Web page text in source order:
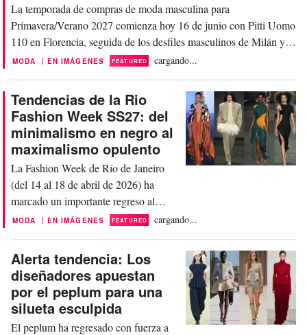
La temporada de compras de moda masculina para
Primavera/Verano 2027 comienza hoy 16 de junio con Pitti Uomo
110 en Florencia, seguida de los desfiles masculinos de Milán y
París. Uno de los temas que definen la temporada es el auge
aleja del estilismo rígido y abiertamente agresivo...
MODA | EN IMÁGENES FEATURED cargando...
Tendencias de la Rio
Fashion Week SS27: del
minimalismo en negro al
maximalismo opulento
La Fashion Week de Río de Janeiro
(del 14 al 18 de abril de 2026) ha
marcado un importante regreso al
calendario de la moda brasileña tras
como un centro de moda internacional
y atraer a compradores de todo el
mundo. Para optimizar el calendario
nacional y reducir solapamientos,...
MODA | EN IMÁGENES FEATURED cargando...
Alerta tendencia: Los
diseñadores apuestan
por el peplum para una
silueta esculpida
El peplum ha regresado con fuerza a